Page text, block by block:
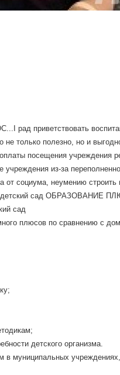
приветствовать
полезно, но и
посещения учреждения
из-за
социума, неумению строить
детский сад ОБРАЗОВАНИЕ
сад
плюсов по сравнению с
детского организма.
в муниципальных